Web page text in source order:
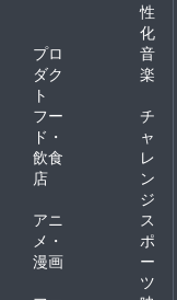
性
化
プロ
ダク
ト
音
楽
フー
ド・
飲食
店
チ
ャ
レ
ン
ジ
アニ
メ・
漫画
ス
ポ
ー
ツ